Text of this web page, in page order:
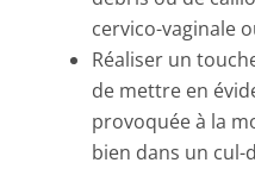
cervico-vaginale
Réaliser un
de mettre en
provoquée à la
bien dans un cul-